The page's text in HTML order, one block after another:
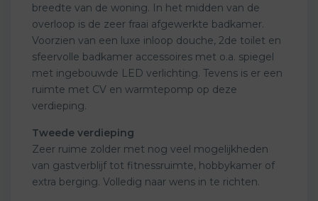
breedte van de woning. In het midden van de
overloop is de zeer fraai afgewerkte badkamer.
Voorzien van een luxe inloop douche, 2de toilet en
sfeervolle badkamer accessoires met o.a. spiegel
met ingebouwde LED verlichting. Tevens is er een
ruimte met CV en warmtepomp op deze
verdieping.
Tweede verdieping
Zeer ruime zolder met nog veel mogelijkheden
van gastverblijf tot fitnessruimte, hobbykamer of
extra berging. Volledig naar wens in te richten.